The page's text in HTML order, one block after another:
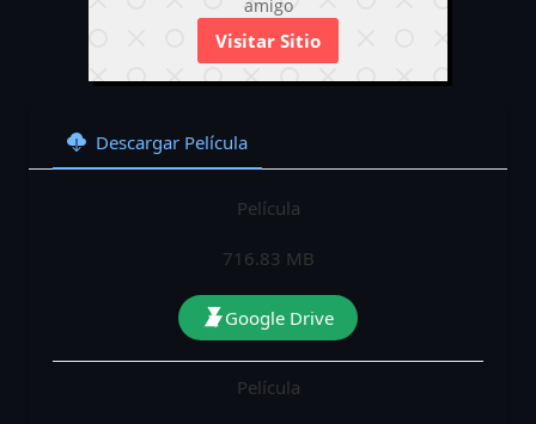
amigo
Visitar Sitio
Descargar Película
Película
716.83 MB
Google Drive
Película